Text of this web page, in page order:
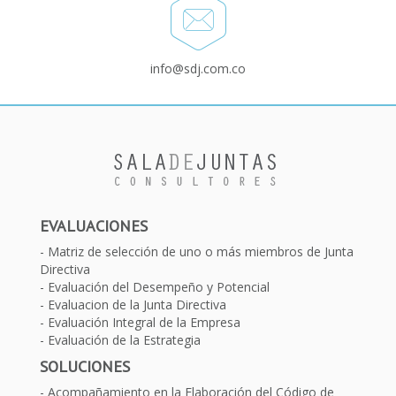
info@sdj.com.co
EVALUACIONES
Matriz de selección de uno o más miembros de Junta
Directiva
Evaluación del Desempeño y Potencial
Evaluacion de la Junta Directiva
Evaluación Integral de la Empresa
Evaluación de la Estrategia
SOLUCIONES
Acompañamiento en la Elaboración del Código de